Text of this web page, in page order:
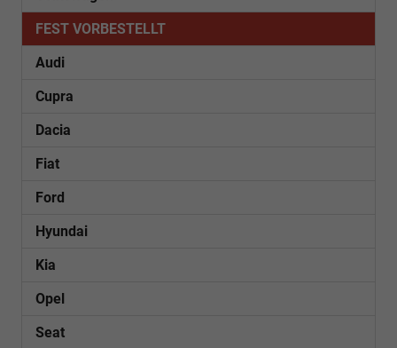
FEST VORBESTELLT
Audi
Cupra
Dacia
Fiat
Ford
Hyundai
Kia
Opel
Seat